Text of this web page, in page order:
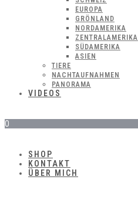
EUROPA
GRÖNLAND
NORDAMERIKA
ZENTRALAMERIKA
SÜDAMERIKA
ASIEN
TIERE
NACHTAUFNAHMEN
PANORAMA
VIDEOS
0
SHOP
KONTAKT
ÜBER MICH